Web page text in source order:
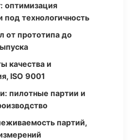
оптимизация
под технологичность
от прототипа до
качества и
ISO 9001
пилотные партии и
партий,